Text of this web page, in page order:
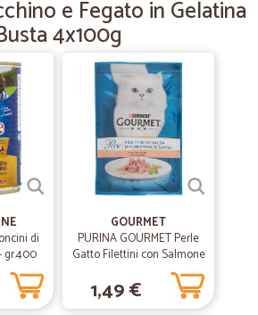
U.
molta gentilezza, se si contatta
e puntualità nella consegna.
e Fegato in Gelatina
4x100g
di
gr.400
GOURMET
PURINA GOURMET Perle
Gatto Filettini con Salmone
1,49 €